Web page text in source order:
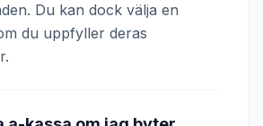
Du kan dock välja en
du uppfyller deras